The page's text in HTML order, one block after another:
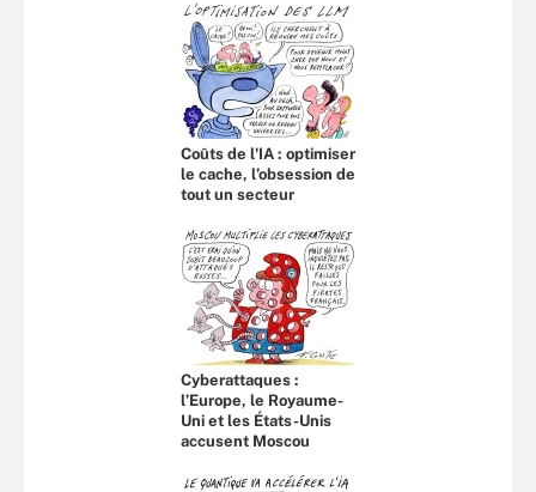
Coûts de l'IA : optimiser
le cache, l’obsession de
tout un secteur
Cyberattaques :
l’Europe, le Royaume-
Uni et les États-Unis
accusent Moscou